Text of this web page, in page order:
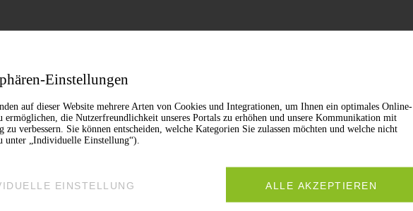
Einstellungen
auf dieser Website mehrere Arten von Cookies und Integrationen, um Ihnen ein optimales Online-
ermöglichen, die Nutzerfreundlichkeit unseres Portals zu erhöhen und unsere Kommunikation mit
zu verbessern. Sie können entscheiden, welche Kategorien Sie zulassen möchten und welche nicht
unter „Individuelle Einstellung“).
EINSTELLUNG ALLE AKZEPTIEREN